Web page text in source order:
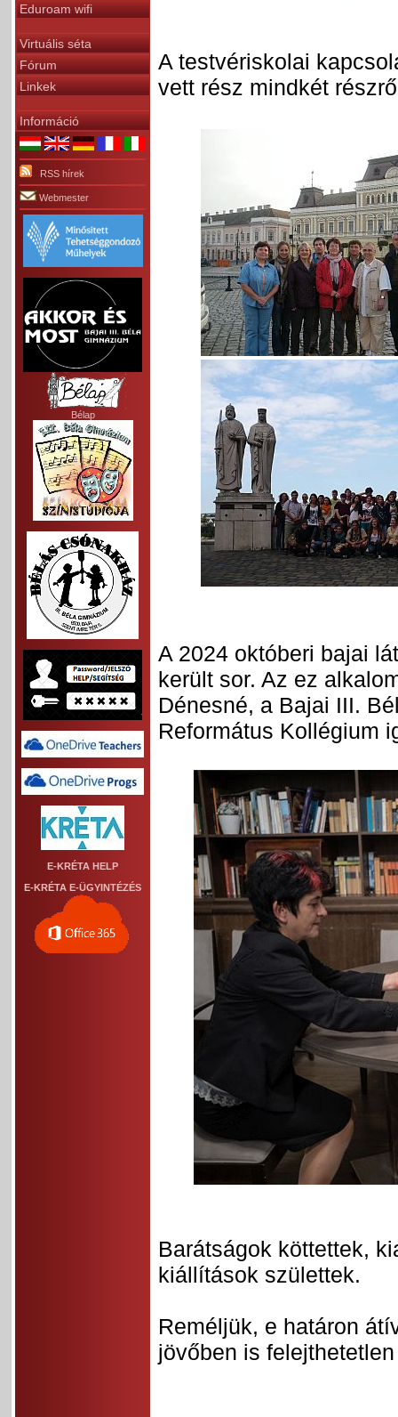
Eduroam wifi
Virtuális séta
Fórum
Linkek
Információ
RSS hírek
Webmester
Bélap
E-KRÉTA HELP
E-KRÉTA E-ÜGYINTÉZÉS
A testvériskolai
vett rész mindkét
A 2024 októberi bajai
került sor. Az ez
Dénesné, a Bajai III.
Református Kollégium
Barátságok köttettek,
kiállítások születtek.
Reméljük, e határon
jövőben is